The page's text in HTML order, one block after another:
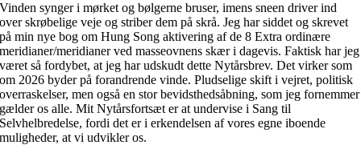
Vinden synger i mørket og bølgerne bruser, imens sneen driver ind
over skrøbelige veje og striber dem på skrå. Jeg har siddet og skrevet
på min nye bog om Hung Song aktivering af de 8 Extra ordinære
meridianer/meridianer ved masseovnens skær i dagevis. Faktisk har jeg
været så fordybet, at jeg har udskudt dette Nytårsbrev. Det virker som
om 2026 byder på forandrende vinde. Pludselige skift i vejret, politisk
overraskelser, men også en stor bevidsthedsåbning, som jeg fornemmer
gælder os alle. Mit Nytårsfortsæt er at undervise i Sang til
Selvhelbredelse, fordi det er i erkendelsen af vores egne iboende
muligheder, at vi udvikler os.